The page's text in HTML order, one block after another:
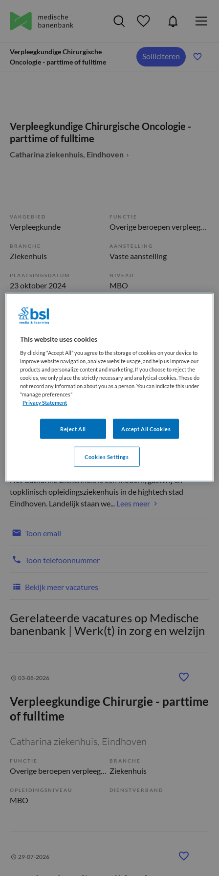
Verpleegkundige Chirurgische
Oncologie - parttime of fulltime
Solliciteren
Verpleegkundige Chirurgische Oncologie -
parttime of fulltime
Catharina ziekenhuis, Eindhoven
VAKGEBIED
Verpleegkunde
FUNCTIE
Overige beroepen verpleegkunde
BRANCHE
Ziekenhuis
AANSTELLING
Vaste aanstelling
PLAATSINGSDATUM
23 oktober 2024
NIVEAU
MBO
Ervaren
Vacature niet beschikbaar
Deze vacature Verpleegkundige Chirurgische Oncologie -
parttime of fulltime bij Catharina ziekenhuis is niet meer
actueel. Hieronder staan enkele vergelijkbare vacatures die
voor u wellicht interessant zijn.
Het Catharina Ziekenhuis is een modern, gastvrij en
topklinisch opleidingsziekenhuis in de hightech stad
Eindhoven. Landelijk staan we... Lees meer
Toon email
Toon telefoonnummer
Bekijk meer vacatures
Gerelateerde vacatures op Medische
banenbank | Werk(t) in zorg en welzijn
03-08-2026
Verpleegkundige Chirurgie - parttime
of fulltime
Catharina ziekenhuis, Eindhoven
FUNCTIE
Overige beroepen verpleegkunde
BRANCHE
Ziekenhuis
OPLEIDINGSNIVEAU
MBO
DIENSTVERBAND
29-07-2026
This website uses cookies
By clicking “Accept All” you agree to the storage of cookies on your device to
improve website navigation, analyze website usage, and help us improve our
products and personalize content and marketing. If you choose to reject the
cookies, we only place the strictly necessary and analytical cookies. These do
not record any information about you as a person. You can indicate this under
"manage preferences"
Privacy Statement
Reject All Accept All Cookies
Cookies Settings